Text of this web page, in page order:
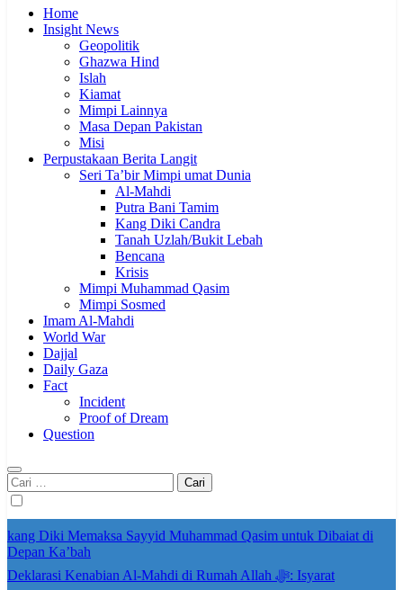
Home
Insight News
Geopolitik
Ghazwa Hind
Islah
Kiamat
Mimpi Lainnya
Masa Depan Pakistan
Misi
Perpustakaan Berita Langit
Seri Ta’bir Mimpi umat Dunia
Al-Mahdi
Putra Bani Tamim
Kang Diki Candra
Tanah Uzlah/Bukit Lebah
Bencana
Krisis
Mimpi Muhammad Qasim
Mimpi Sosmed
Imam Al-Mahdi
World War
Dajjal
Daily Gaza
Fact
Incident
Proof of Dream
Question
Cari
untuk:
kang Diki Memaksa Sayyid Muhammad Qasim untuk Dibaiat di
Depan Ka’bah
Deklarasi Kenabian Al-Mahdi di Rumah Allah ﷻ: Isyarat